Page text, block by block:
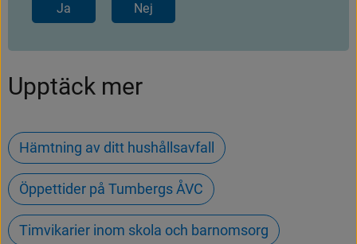
Ja Nej
Upptäck mer
Hämtning av ditt hushållsavfall
Öppettider på Tumbergs ÅVC
Timvikarier inom skola och barnomsorg